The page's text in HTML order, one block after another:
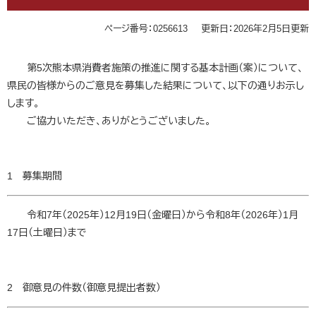
ページ番号：0256613 更新日：2026年2月5日更新
第5次熊本県消費者施策の推進に関する基本計画（案）について、
県民の皆様からのご意見を募集した結果について、以下の通りお示し
します。
ご協力いただき、ありがとうございました。
1 募集期間
令和7年（2025年）12月19日（金曜日）から令和8年（2026年）1月
17日（土曜日）まで
2 御意見の件数（御意見提出者数）